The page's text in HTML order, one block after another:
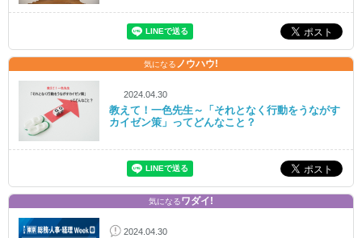
気になるノウハウ!
2024.04.30
教えて！一色先生～「それとなく行動をうながす
カイゼン策」ってどんなこと？
気になるワダイ!
2024.04.30